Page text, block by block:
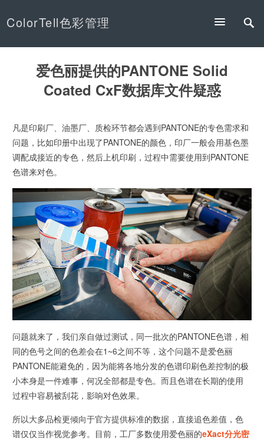
ColorTell色彩管理
爱色丽提供的PANTONE Solid
Coated CxF数据库文件疑惑
凡是印刷厂、油墨厂、质检环节都会遇到PANTONE的专色需求和
问题，比如印册中出现了PANTONE的颜色，印厂一般会用基色墨
调配成接近的专色，然后上机印刷，过程中需要使用到PANTONE
色谱来对色。
问题就来了，我们亲自做过测试，同一批次的PANTONE色谱，相
同的色号之间的色差会在1~6之间不等，这个问题不是爱色丽
PANTONE能避免的，因为能将各地分发的色谱印刷色差控制的极
小本身是一件难事，何况全部都是专色。而且色谱在长期的使用
过程中容易被刮花，影响对色效果。
所以大多品检更倾向于官方提供标准的数据，直接追色差值，色
谱仅仅当作视觉参考。目前，工厂多数使用爱色丽的eXact分光密